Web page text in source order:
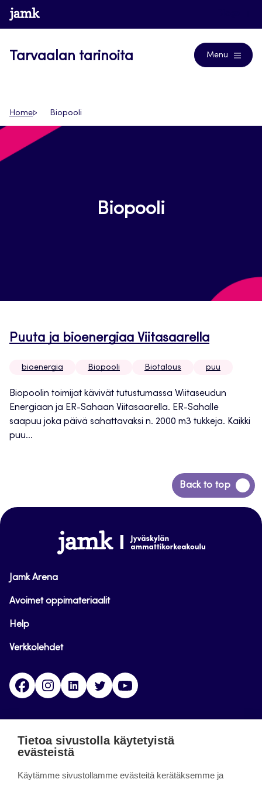
Siirry
suoraan
www.jamk.fi
Tarvaalan tarinoita Menu
Home Biopooli
Biopooli
Puuta ja bioenergiaa Viitasaarella
bioenergia Biopooli Biotalous puu
Biopoolin toimijat kävivät tutustumassa Wiitaseudun
Energiaan ja ER-Sahaan Viitasaarella. ER-Sahalle
saapuu joka päivä sahattavaksi n. 2000 m3 tukkeja. Kaikki
puu...
Back to top
Siirry
takaisin
www.jamk.fi
Jamk Arena
Avoimet oppimateriaalit
Help
Verkkolehdet
FacebookInstagramLinkedinTwitter
päättynyt 11.9.2023.
Tietoa sivustolla käytetyistä
evästeistä
Käytämme sivustollamme evästeitä kerätäksemme ja